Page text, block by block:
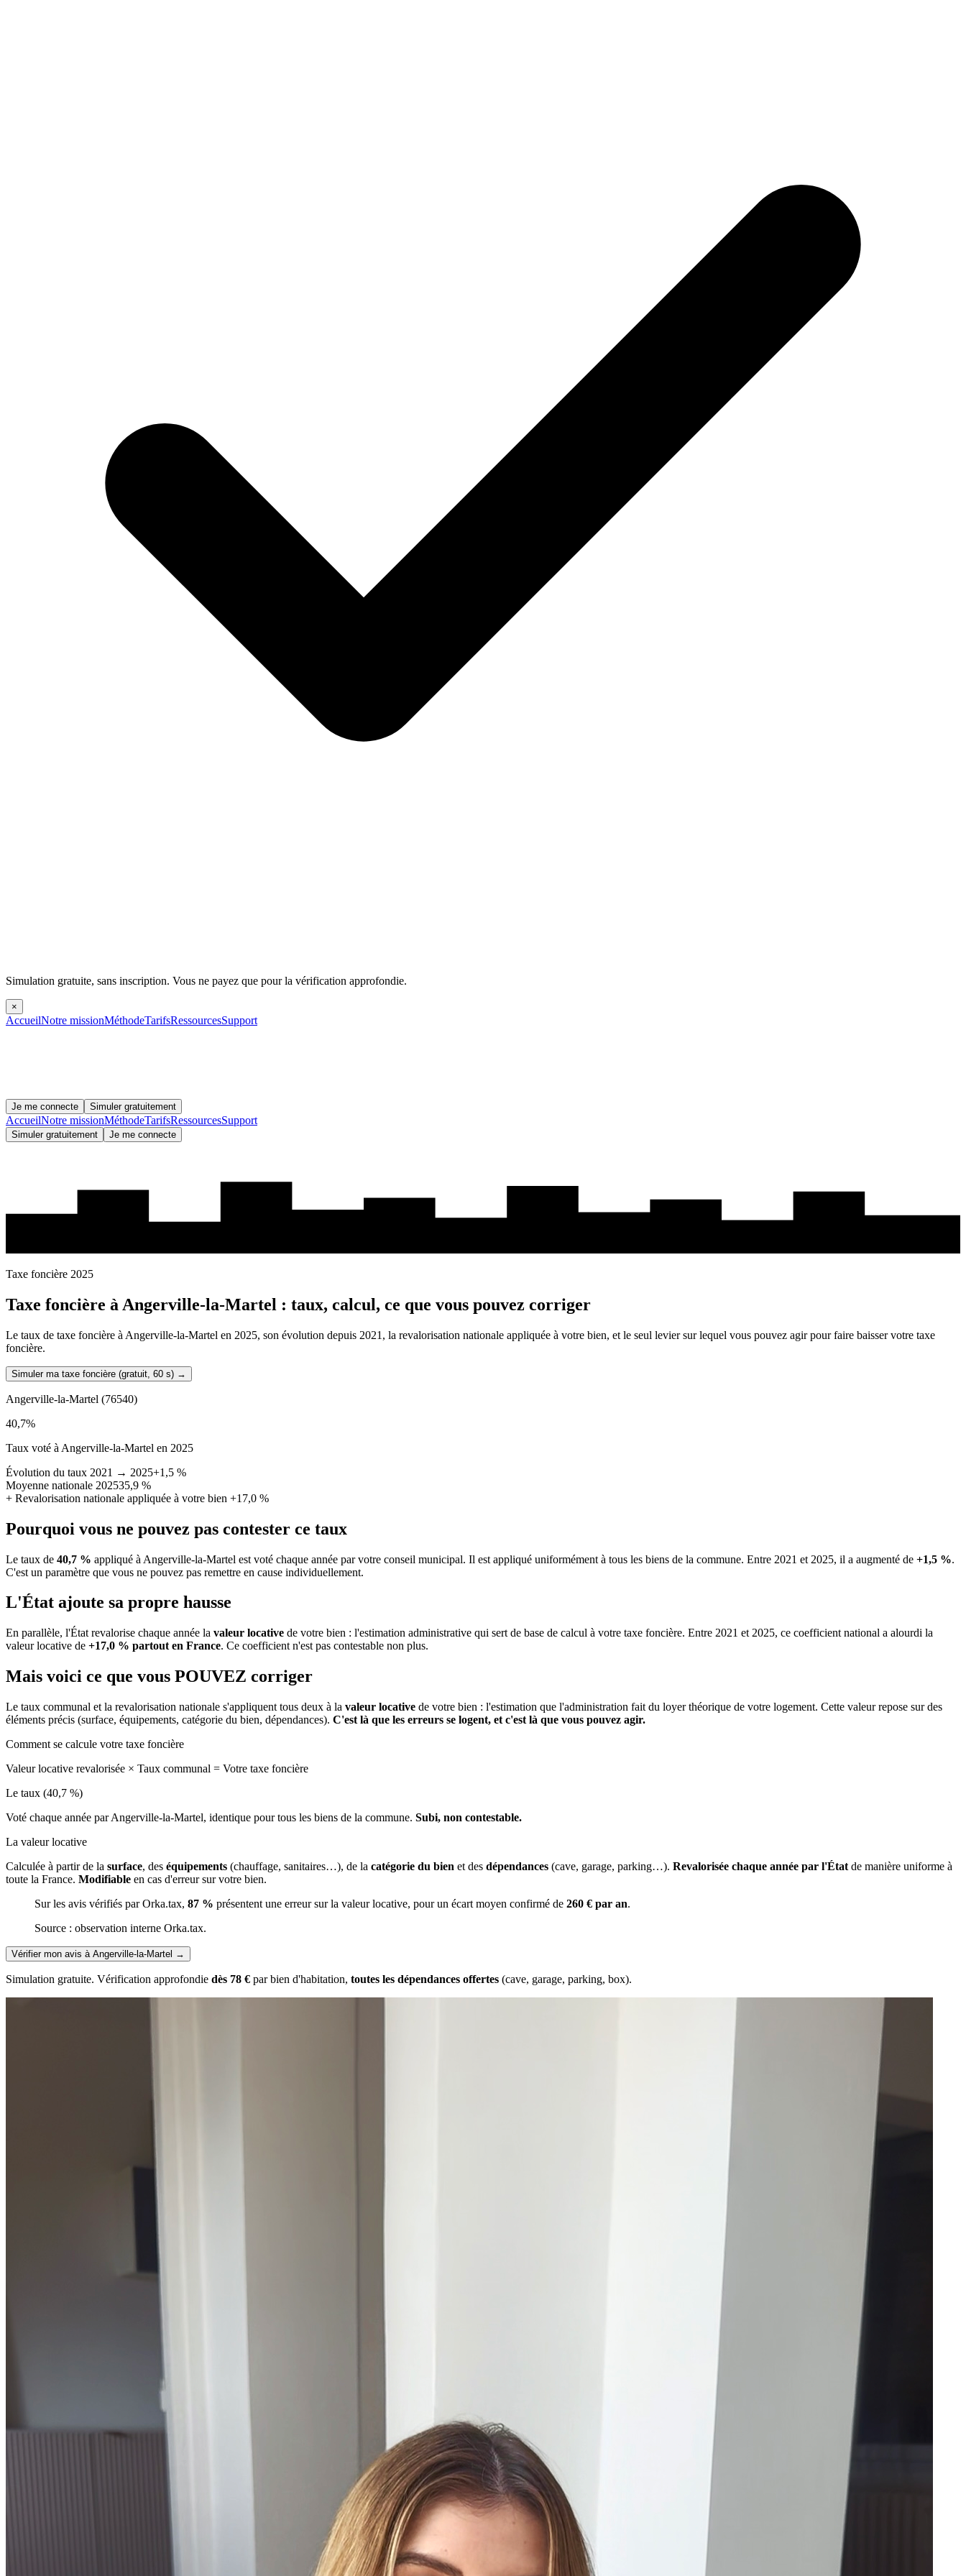
Simulation gratuite, sans inscription. Vous ne payez que pour la vérification approfondie.
×
AccueilNotre missionMéthodeTarifsRessourcesSupport
Je me connecte Simuler gratuitement
AccueilNotre missionMéthodeTarifsRessourcesSupport
Simuler gratuitement Je me connecte
Taxe foncière 2025
Taxe foncière à Angerville-la-Martel : taux, calcul, ce que vous pouvez corriger
Le taux de taxe foncière à Angerville-la-Martel en 2025, son évolution depuis 2021, la revalorisation nationale appliquée à votre bien, et le seul levier sur lequel vous pouvez agir pour faire baisser votre taxe
foncière.
Simuler ma taxe foncière (gratuit, 60 s) →
Angerville-la-Martel (76540)
40,7%
Taux voté à Angerville-la-Martel en 2025
Évolution du taux 2021 → 2025+1,5 %
Moyenne nationale 202535,9 %
+ Revalorisation nationale appliquée à votre bien +17,0 %
Pourquoi vous ne pouvez pas contester ce taux
Le taux de 40,7 % appliqué à Angerville-la-Martel est voté chaque année par votre conseil municipal. Il est appliqué uniformément à tous les biens de la commune. Entre 2021 et 2025, il a augmenté de +1,5 %.
C'est un paramètre que vous ne pouvez pas remettre en cause individuellement.
L'État ajoute sa propre hausse
En parallèle, l'État revalorise chaque année la valeur locative de votre bien : l'estimation administrative qui sert de base de calcul à votre taxe foncière. Entre 2021 et 2025, ce coefficient national a alourdi la
valeur locative de +17,0 % partout en France. Ce coefficient n'est pas contestable non plus.
Mais voici ce que vous POUVEZ corriger
Le taux communal et la revalorisation nationale s'appliquent tous deux à la valeur locative de votre bien : l'estimation que l'administration fait du loyer théorique de votre logement. Cette valeur repose sur des
éléments précis (surface, équipements, catégorie du bien, dépendances). C'est là que les erreurs se logent, et c'est là que vous pouvez agir.
Comment se calcule votre taxe foncière
Valeur locative revalorisée × Taux communal = Votre taxe foncière
Le taux (40,7 %)
Voté chaque année par Angerville-la-Martel, identique pour tous les biens de la commune. Subi, non contestable.
La valeur locative
Calculée à partir de la surface, des équipements (chauffage, sanitaires…), de la catégorie du bien et des dépendances (cave, garage, parking…). Revalorisée chaque année par l'État de manière uniforme à
toute la France. Modifiable en cas d'erreur sur votre bien.
Sur les avis vérifiés par Orka.tax, 87 % présentent une erreur sur la valeur locative, pour un écart moyen confirmé de 260 € par an.
Source : observation interne Orka.tax.
Vérifier mon avis à Angerville-la-Martel →
Simulation gratuite. Vérification approfondie dès 78 € par bien d'habitation, toutes les dépendances offertes (cave, garage, parking, box).